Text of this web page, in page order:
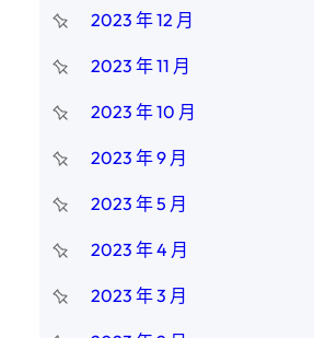
2023 年 12 月
2023 年 11 月
2023 年 10 月
2023 年 9 月
2023 年 5 月
2023 年 4 月
2023 年 3 月